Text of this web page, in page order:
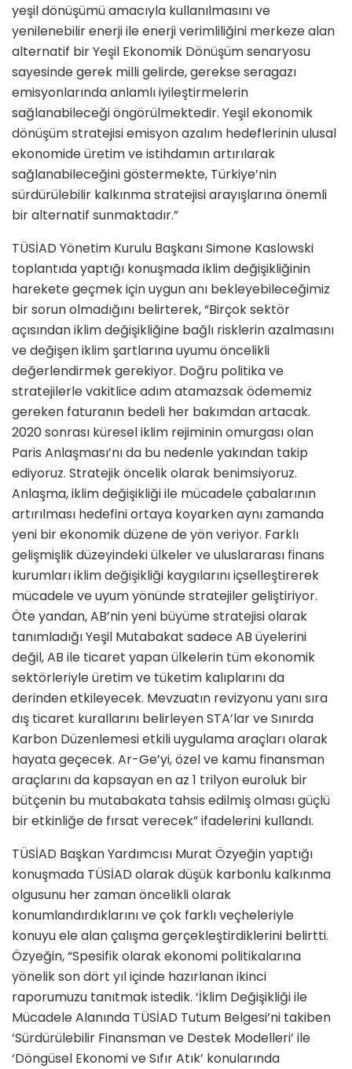
yeşil dönüşümü amacıyla kullanılmasını ve
yenilenebilir enerji ile enerji verimliliğini merkeze alan
alternatif bir Yeşil Ekonomik Dönüşüm senaryosu
sayesinde gerek milli gelirde, gerekse seragazı
emisyonlarında anlamlı iyileştirmelerin
sağlanabileceği öngörülmektedir. Yeşil ekonomik
dönüşüm stratejisi emisyon azalım hedeflerinin ulusal
ekonomide üretim ve istihdamın artırılarak
sağlanabileceğini göstermekte, Türkiye’nin
sürdürülebilir kalkınma stratejisi arayışlarına önemli
bir alternatif sunmaktadır.”
TÜSİAD Yönetim Kurulu Başkanı Simone Kaslowski
toplantıda yaptığı konuşmada iklim değişikliğinin
harekete geçmek için uygun anı bekleyebileceğimiz
bir sorun olmadığını belirterek, “Birçok sektör
açısından iklim değişikliğine bağlı risklerin azalmasını
ve değişen iklim şartlarına uyumu öncelikli
değerlendirmek gerekiyor. Doğru politika ve
stratejilerle vakitlice adım atamazsak ödememiz
gereken faturanın bedeli her bakımdan artacak.
2020 sonrası küresel iklim rejiminin omurgası olan
Paris Anlaşması’nı da bu nedenle yakından takip
ediyoruz. Stratejik öncelik olarak benimsiyoruz.
Anlaşma, iklim değişikliği ile mücadele çabalarının
artırılması hedefini ortaya koyarken aynı zamanda
yeni bir ekonomik düzene de yön veriyor. Farklı
gelişmişlik düzeyindeki ülkeler ve uluslararası finans
kurumları iklim değişikliği kaygılarını içselleştirerek
mücadele ve uyum yönünde stratejiler geliştiriyor.
Öte yandan, AB’nin yeni büyüme stratejisi olarak
tanımladığı Yeşil Mutabakat sadece AB üyelerini
değil, AB ile ticaret yapan ülkelerin tüm ekonomik
sektörleriyle üretim ve tüketim kalıplarını da
derinden etkileyecek. Mevzuatın revizyonu yanı sıra
dış ticaret kurallarını belirleyen STA’lar ve Sınırda
Karbon Düzenlemesi etkili uygulama araçları olarak
hayata geçecek. Ar-Ge’yi, özel ve kamu finansman
araçlarını da kapsayan en az 1 trilyon euroluk bir
bütçenin bu mutabakata tahsis edilmiş olması güçlü
bir etkinliğe de fırsat verecek” ifadelerini kullandı.
TÜSİAD Başkan Yardımcısı Murat Özyeğin yaptığı
konuşmada TÜSİAD olarak düşük karbonlu kalkınma
olgusunu her zaman öncelikli olarak
konumlandırdıklarını ve çok farklı veçheleriyle
konuyu ele alan çalışma gerçekleştirdiklerini belirtti.
Özyeğin, “Spesifik olarak ekonomi politikalarına
yönelik son dört yıl içinde hazırlanan ikinci
raporumuzu tanıtmak istedik. ‘İklim Değişikliği ile
Mücadele Alanında TÜSİAD Tutum Belgesi’ni takiben
‘Sürdürülebilir Finansman ve Destek Modelleri’ ile
‘Döngüsel Ekonomi ve Sıfır Atık’ konularında